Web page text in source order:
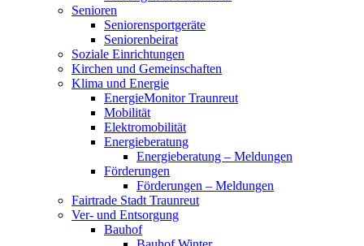
Senioren
Seniorensportgeräte
Seniorenbeirat
Soziale Einrichtungen
Kirchen und Gemeinschaften
Klima und Energie
EnergieMonitor Traunreut
Mobilität
Elektromobilität
Energieberatung
Energieberatung – Meldungen
Förderungen
Förderungen – Meldungen
Fairtrade Stadt Traunreut
Ver- und Entsorgung
Bauhof